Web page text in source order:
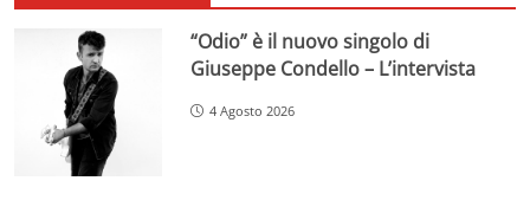
“Odio” è il nuovo singolo di
Giuseppe Condello – L’intervista
4 Agosto 2026